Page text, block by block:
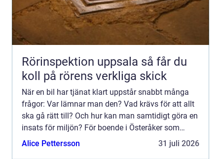
Rörinspektion uppsala så får du
koll på rörens verkliga skick
När en bil har tjänat klart uppstår snabbt många
frågor: Var lämnar man den? Vad krävs för att allt
ska gå rätt till? Och hur kan man samtidigt göra en
insats för miljön? För boende i Österåker som
söker bilskrot Åkersberga handlar valet ofta om att
Alice Pettersson 31 juli 2026